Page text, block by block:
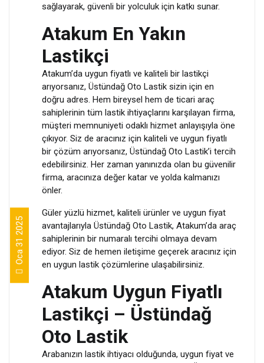
Oca 31 2025
sağlayarak, güvenli bir yolculuk için katkı sunar.
Atakum En Yakın
Lastikçi
Atakum’da uygun fiyatlı ve kaliteli bir lastikçi
arıyorsanız, Üstündağ Oto Lastik sizin için en
doğru adres. Hem bireysel hem de ticari araç
sahiplerinin tüm lastik ihtiyaçlarını karşılayan firma,
müşteri memnuniyeti odaklı hizmet anlayışıyla öne
çıkıyor. Siz de aracınız için kaliteli ve uygun fiyatlı
bir çözüm arıyorsanız, Üstündağ Oto Lastik’i tercih
edebilirsiniz. Her zaman yanınızda olan bu güvenilir
firma, aracınıza değer katar ve yolda kalmanızı
önler.
Güler yüzlü hizmet, kaliteli ürünler ve uygun fiyat
avantajlarıyla Üstündağ Oto Lastik, Atakum’da araç
sahiplerinin bir numaralı tercihi olmaya devam
ediyor. Siz de hemen iletişime geçerek aracınız için
en uygun lastik çözümlerine ulaşabilirsiniz.
Atakum Uygun Fiyatlı
Lastikçi – Üstündağ
Oto Lastik
Arabanızın lastik ihtiyacı olduğunda, uygun fiyat ve